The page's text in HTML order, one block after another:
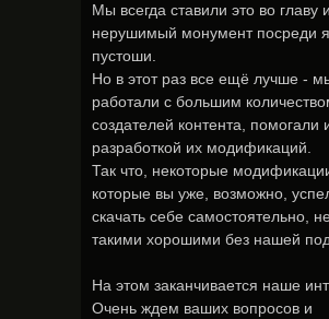
Мы всегда ставили это во главу
нерушимый монумент посреди
пустоши.
Но в этот раз все ещё лучше -
работали с большим
создателей контента, помогали
разработкой их модификаций.
Так что, некоторые
которые вы уже, возможно,
скачать себе самостоятельно,
такими хорошими без нашей
На этом заканчивается наше
Очень ждем ваших вопросов и